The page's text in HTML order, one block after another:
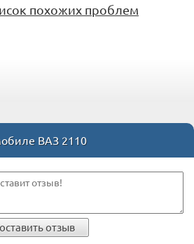
похожих проблем
ВАЗ 2110
оставить отзыв